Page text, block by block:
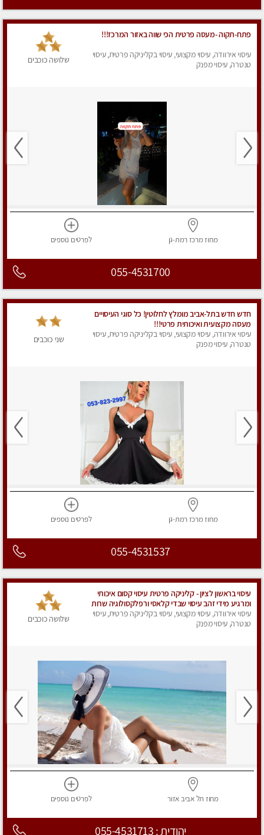
פתח-תקוה -מעסה פרטית הכי שווה באזור המרכז!!!
עיסוי אירוודה, עיסוי מקצועי, עיסוי בקליניקה פרטית, עיסוי
טנטרה, עיסוי מפנק
שלושה כוכבים
מחוז מרכז רמת-גן לפרטים נוספים
055-4531700
חדש חדש בתל-אביב מומלץ לחלוטין! כל סוגי העיסויים
מעסה מקצועית ואיכותית פרטי!!!
עיסוי אירוודה, עיסוי מקצועי, עיסוי בקליניקה פרטית, עיסוי
טנטרה, עיסוי מפנק
שני כוכבים
מחוז מרכז רמת-גן לפרטים נוספים
055-4531537
עיסוי בראשון לציון - קליניקה פרטית עיסוי קסום איכותי
ומרגיע מידי זהב עיסוי שבדי קלאסי ורפלקסולוגיה שרות
מקצועי טל- 052-4818650
עיסוי אירוודה, עיסוי מקצועי, עיסוי בקליניקה פרטית, עיסוי
טנטרה, עיסוי מפנק
שלושה כוכבים
מחוז תל אביב אזור לפרטים נוספים
יהודית : 055-4531713